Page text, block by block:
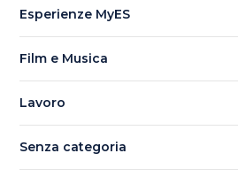
Esperienze MyES
Film e Musica
Lavoro
Senza categoria